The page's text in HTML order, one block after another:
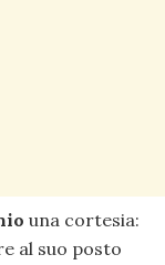
una cortesia:
al suo posto